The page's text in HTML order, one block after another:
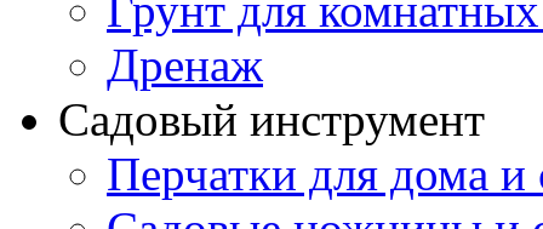
Дренаж
Садовый инструмент
Перчатки для дома и